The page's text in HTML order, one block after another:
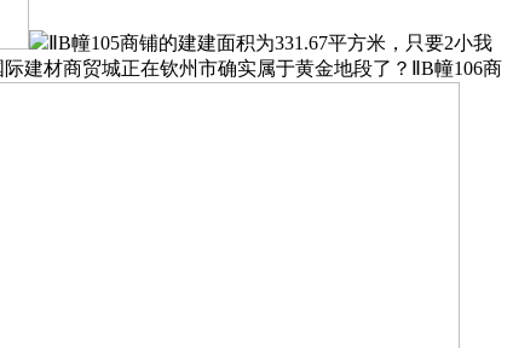
ⅡB幢105商铺的建建面积为331.67平方米，只要2小我
建材商贸城正在钦州市确实属于黄金地段了？ⅡB幢106商